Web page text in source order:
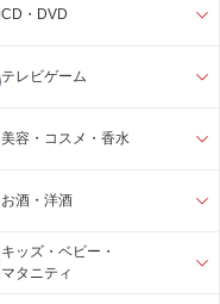
CD・DVD
テレビゲーム
美容・コスメ・香水
お酒・洋酒
キッズ・ベビー・
マタニティ